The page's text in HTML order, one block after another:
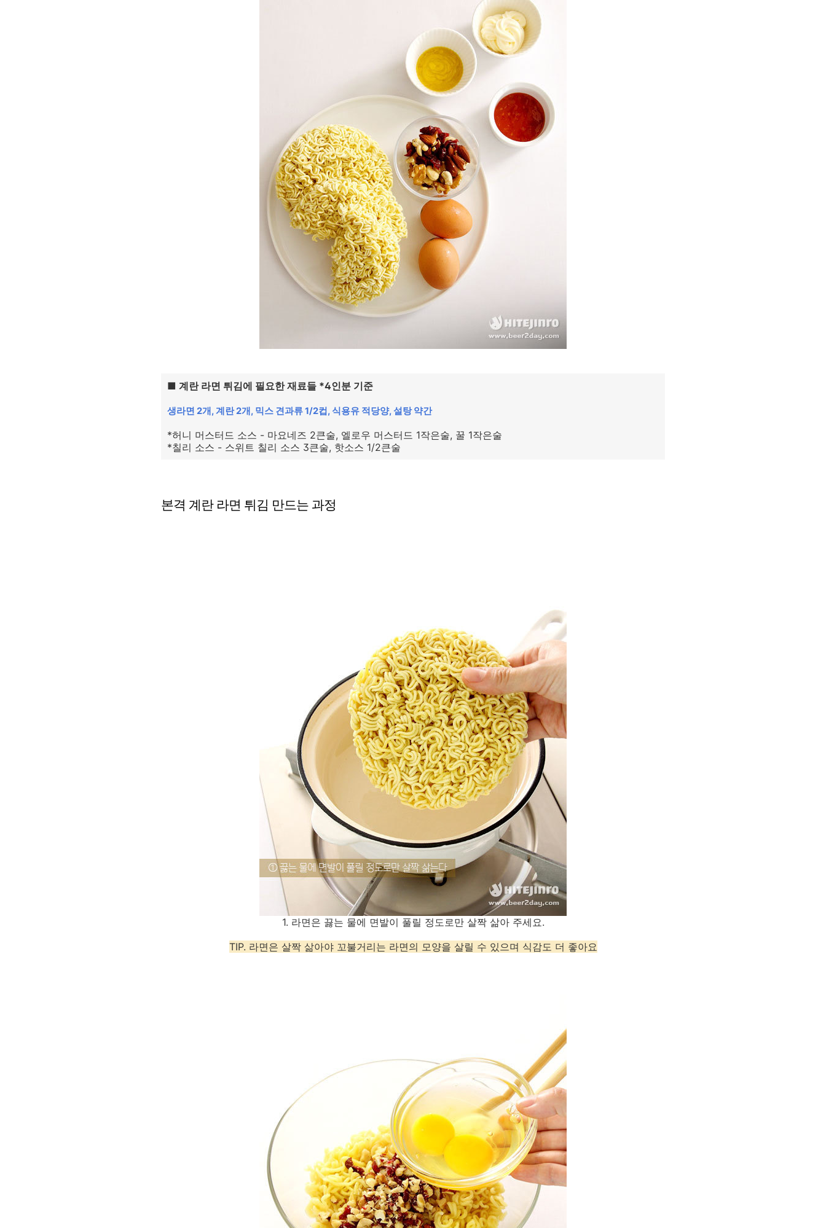
■ 계란 라면 튀김에 필요한 재료들 *4인분 기준
생라면 2개, 계란 2개, 믹스 견과류 1/2컵, 식용유 적당양, 설탕 약간
*허니 머스터드 소스 - 마요네즈 2큰술, 엘로우 머스터드 1작은술, 꿀 1작은술
*칠리 소스 - 스위트 칠리 소스 3큰술, 핫소스 1/2큰술
본격 계란 라면 튀김 만드는 과정
1. 라면은 끓는 물에 면발이 풀릴 정도로만 살짝 삶아 주세요.
TIP. 라면은 살짝 삶아야 꼬불거리는 라면의 모양을 살릴 수 있으며 식감도 더 좋아요